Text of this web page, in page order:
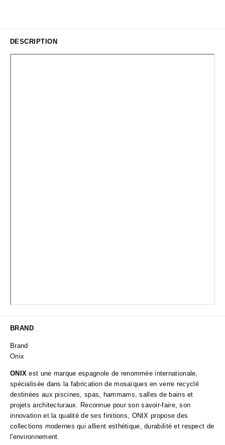
DESCRIPTION
BRAND
Brand
Onix
ONIX est une marque espagnole de renommée internationale,
spécialisée dans la fabrication de mosaïques en verre recyclé
destinées aux piscines, spas, hammams, salles de bains et
projets architecturaux. Reconnue pour son savoir-faire, son
innovation et la qualité de ses finitions, ONIX propose des
collections modernes qui allient esthétique, durabilité et respect de
l'environnement.